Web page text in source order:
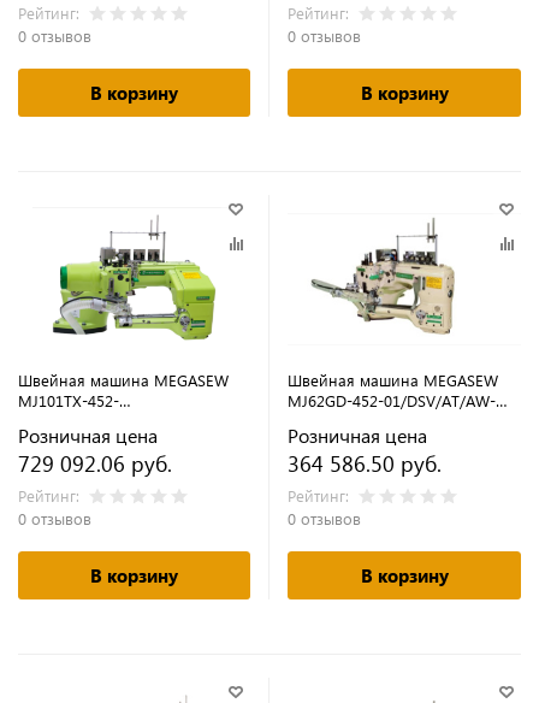
Рейтинг:
0 отзывов
В корзину
Рейтинг:
0 отзывов
В корзину
Швейная машина MEGASEW
MJ101TX-452-
(флэтлок)
Розничная цена
729 092.06 руб.
Рейтинг:
0 отзывов
В корзину
Швейная машина MEGASEW
MJ62GD-452-01/DSV/AT/AW-
Розничная цена
364 586.50 руб.
Рейтинг:
0 отзывов
В корзину